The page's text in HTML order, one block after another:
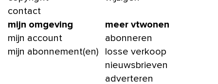
contact
mijn omgeving
mijn account
mijn abonnement(en)
meer vtwonen
abonneren
losse verkoop
nieuwsbrieven
adverteren